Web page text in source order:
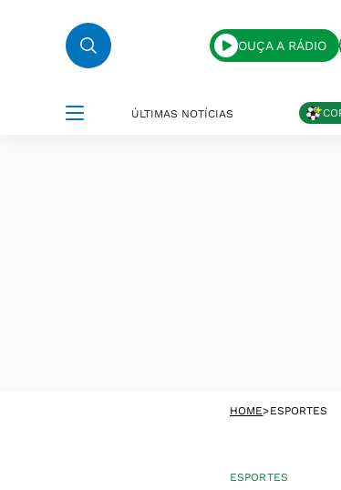
OUÇA A RÁDIO
ÚLTIMAS NOTÍCIAS
HOME>ESPORTES
ESPORTES